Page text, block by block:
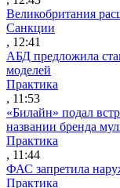
Великобритания
Санкции
, 12:41
АБД предложила
моделей
Практика
, 11:53
«Билайн» подал
названии бренда
Практика
, 11:44
ФАС запретила
Практика